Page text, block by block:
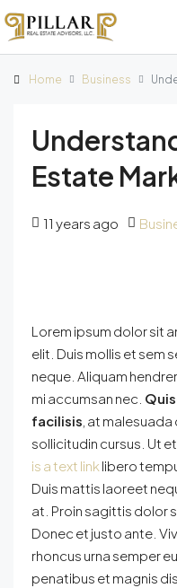
Home Business
Estate
11 years ago
Lorem ipsum dolor sit
elit. Duis mollis et sem
neque. Aliquam
mi accumsan nec.
facilisis , at
sollicitudin cursus. Ut
is a text link libero
Duis mattis laoreet
at. Proin sagittis dolor
Donec et justo ante.
rhoncus urna semper
penatibus et magnis